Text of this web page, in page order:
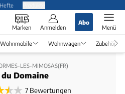
Hefte
Marken Anmelden
Abo
Menü
Wohnmobile Wohnwagen Zubehör
LES-MIMOSAS(FR)
du Domaine
7 Bewertungen